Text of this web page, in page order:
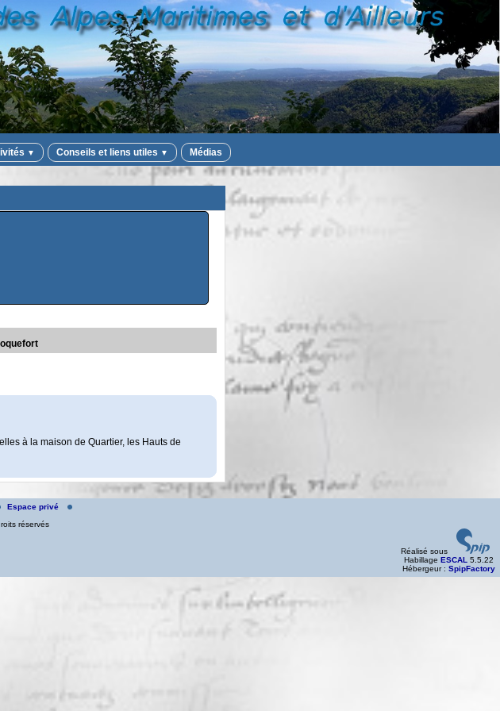
▼ Conseils et liens utiles ▼ Médias
à la maison de Quartier, les Hauts de
Espace privé
réservés
Réalisé sous
Habillage ESCAL 5.5.22
Hébergeur : SpipFactory